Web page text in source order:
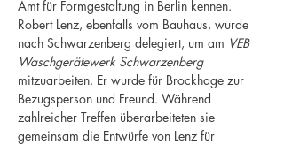
Amt für Formgestaltung in Berlin kennen.
Robert Lenz, ebenfalls vom Bauhaus, wurde
nach Schwarzenberg delegiert, um am VEB
Waschgerätewerk Schwarzenberg
mitzuarbeiten. Er wurde für Brockhage zur
Bezugsperson und Freund. Während
zahlreicher Treffen überarbeiteten sie
gemeinsam die Entwürfe von Lenz für